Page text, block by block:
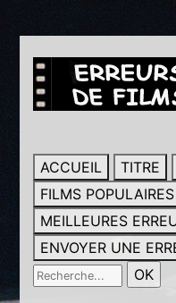
ACCUEIL TITRE
FILMS POPULAIRES
MEILLEURES
ENVOYER UNE